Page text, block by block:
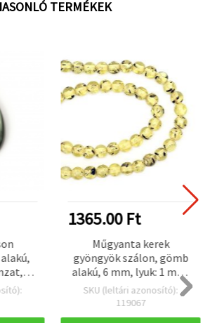
TERMÉKEK
– 5 db
1365.00 Ft
Műgyanta kerek
gyöngyök szálon, gömb
alakú, 6 mm, lyuk: 1 mm,
kb. 64 db
SKU (leltári azonosító):
119067